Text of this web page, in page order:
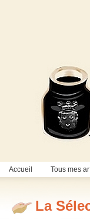
Accueil Tous mes
La